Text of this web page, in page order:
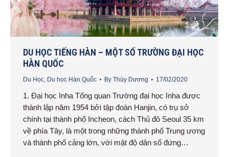
DU HỌC TIẾNG HÀN – MỘT SỐ TRƯỜNG ĐẠI HỌC
HÀN QUỐC
Du Học, Du học Hàn Quốc By Thùy Dương 17/02/2020
1. Đại học Inha Tổng quan Trường đại học Inha được
thành lập năm 1954 bởi tập đoàn Hanjin, có trụ sở
chính tại thành phố Incheon, cách Thủ đô Seoul 35 km
về phía Tây, là một trong những thành phố Trung ương
và thành phố cảng lớn, với mật độ dân số đứng…